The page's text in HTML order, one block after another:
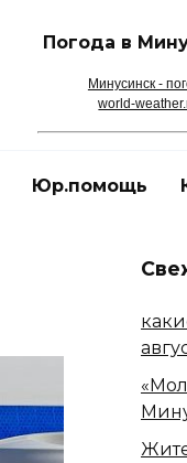
Погода в
Минусинск -
world-
Юр.помощь